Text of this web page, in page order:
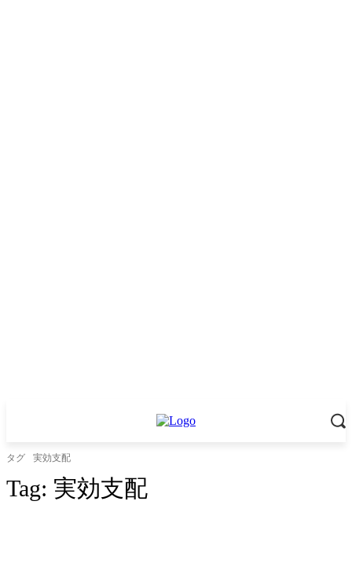
タグ 実効支配
Tag: 実効支配